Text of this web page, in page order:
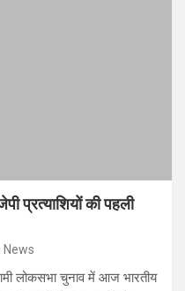
प्रत्याशियों की पहली
News
लोकसभा चुनाव में आज भारतीय